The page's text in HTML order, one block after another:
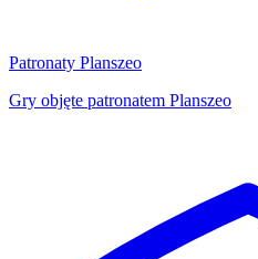
Patronaty Planszeo
Gry objęte patronatem Planszeo